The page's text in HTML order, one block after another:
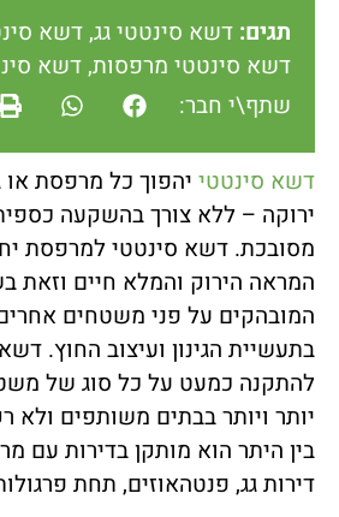
תגים: דשא סינטטי גג,דשא
דשא סינטטי מרפסות,דשא
שתף\י חבר:
דשא סינטטי יהפוך כל מרפסת או
ירוקה – ללא צורך בהשקעה
מסובכת. דשא סינטטי למרפסת
המראה הירוק והמלא חיים וזאת
המובהקים על פני משטחים
בתעשיית הגינון ועיצוב החוץ.
להתקנה כמעט על כל סוג של
יותר ויותר בבתים משותפים ולא
בין היתר הוא מותקן בדירות עם
דירות גג, פנטהאוזים, תחת